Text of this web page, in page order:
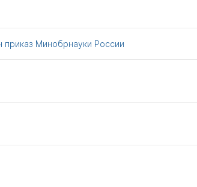
приказ Минобрнауки России